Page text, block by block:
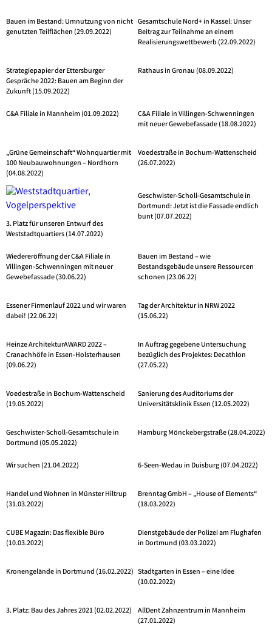
Bauen im Bestand: Umnutzung von nicht
genutzten Teilflächen (29.09.2022)
Gesamtschule Nord+ in Kassel: Unser
Beitrag zur Teilnahme an einem
Realisierungswettbewerb (22.09.2022)
Strategiepapier der Ettersburger
Gespräche 2022: Bauen am Beginn der
Zukunft (15.09.2022)
Rathaus in Gronau (08.09.2022)
C&A Filiale in Mannheim (01.09.2022)
C&A Filiale in Villingen-Schwenningen
mit neuer Gewebefassade (18.08.2022)
„Grüne Gemeinschaft“ Wohnquartier mit
100 Neubauwohnungen – Nordhorn
(04.08.2022)
Voedestraße in Bochum-Wattenscheid
(26.07.2022)
3. Platz für unseren Entwurf des
Weststadtquartiers (14.07.2022)
Geschwister-Scholl-Gesamtschule in
Dortmund: Jetzt ist die Fassade endlich
bunt (07.07.2022)
Wiedereröffnung der C&A Filiale in
Villingen-Schwenningen mit neuer
Gewebefassade (30.06.22)
Bauen im Bestand – wie
Bestandsgebäude unsere Ressourcen
schonen (23.06.22)
Essener Firmenlauf 2022 und wir waren
dabei! (22.06.22)
Tag der Architektur in NRW 2022
(15.06.22)
Heinze ArchitekturAWARD 2022 –
Cranachhöfe in Essen-Holsterhausen
(09.06.22)
In Auftrag gegebene Untersuchung
bezüglich des Projektes: Decathlon
(27.05.22)
Voedestraße in Bochum-Wattenscheid
(19.05.2022)
Sanierung des Auditoriums der
Universitätsklinik Essen (12.05.2022)
Geschwister-Scholl-Gesamtschule in
Dortmund (05.05.2022)
Hamburg Mönckebergstraße (28.04.2022)
Wir suchen (21.04.2022) 6-Seen-Wedau in Duisburg (07.04.2022)
Handel und Wohnen in Münster Hiltrup
(31.03.2022)
Brenntag GmbH – „House of Elements“
(18.03.2022)
CUBE Magazin: Das flexible Büro
(10.03.2022)
Dienstgebäude der Polizei am Flughafen
in Dortmund (03.03.2022)
Kronengelände in Dortmund (16.02.2022) Stadtgarten in Essen – eine Idee
(10.02.2022)
3. Platz: Bau des Jahres 2021 (02.02.2022)
AllDent Zahnzentrum in Mannheim
(27.01.2022)